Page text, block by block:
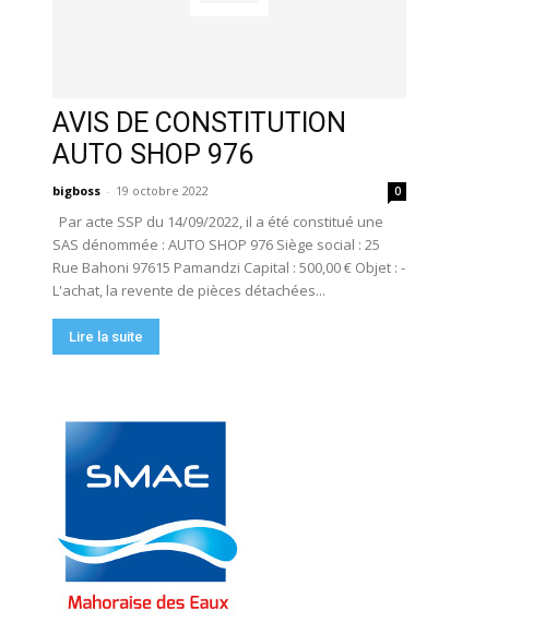
AVIS DE CONSTITUTION
AUTO SHOP 976
bigboss - 19 octobre 2022 0
Par acte SSP du 14/09/2022, il a été constitué une
SAS dénommée : AUTO SHOP 976 Siège social : 25
Rue Bahoni 97615 Pamandzi Capital : 500,00 € Objet : -
L'achat, la revente de pièces détachées...
Lire la suite